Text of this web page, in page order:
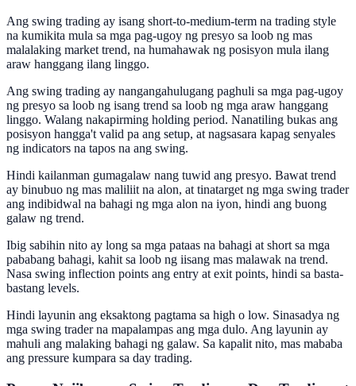
Ang swing trading ay isang short-to-medium-term na trading style
na kumikita mula sa mga pag-ugoy ng presyo sa loob ng mas
malalaking market trend, na humahawak ng posisyon mula ilang
araw hanggang ilang linggo.
Ang swing trading ay nangangahulugang paghuli sa mga pag-ugoy
ng presyo sa loob ng isang trend sa loob ng mga araw hanggang
linggo. Walang nakapirming holding period. Nanatiling bukas ang
posisyon hangga't valid pa ang setup, at nagsasara kapag senyales
ng indicators na tapos na ang swing.
Hindi kailanman gumagalaw nang tuwid ang presyo. Bawat trend
ay binubuo ng mas maliliit na alon, at tinatarget ng mga swing trader
ang indibidwal na bahagi ng mga alon na iyon, hindi ang buong
galaw ng trend.
Ibig sabihin nito ay long sa mga pataas na bahagi at short sa mga
pababang bahagi, kahit sa loob ng iisang mas malawak na trend.
Nasa swing inflection points ang entry at exit points, hindi sa basta-
bastang levels.
Hindi layunin ang eksaktong pagtama sa high o low. Sinasadya ng
mga swing trader na mapalampas ang mga dulo. Ang layunin ay
mahuli ang malaking bahagi ng galaw. Sa kapalit nito, mas mababa
ang pressure kumpara sa day trading.